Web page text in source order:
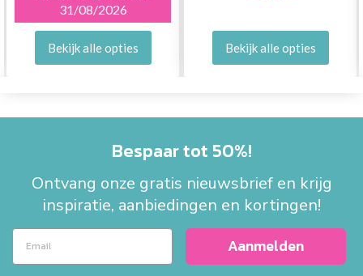
31/08/2026
Bekijk alle opties Bekijk alle opties
Bespaar tot 50%!
Ontvang onze gratis nieuwsbrief en krijg
inspiratie, aanbiedingen en kortingen!
Aanmelden